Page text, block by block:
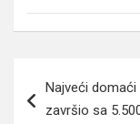
članaka
Najveći domaći
završio sa